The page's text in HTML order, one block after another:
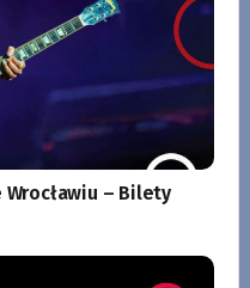
– Bilety